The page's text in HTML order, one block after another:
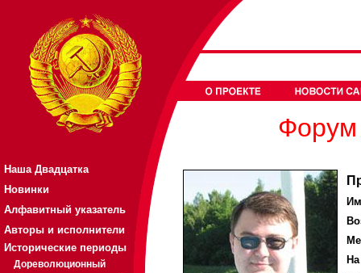
Наша Двадцатка
Новинки
Алфавитный указатель
Авторы и исполнители
Исторические периоды
Дореволюционный
Форум